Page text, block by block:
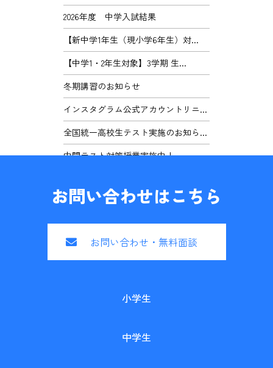
2026年度 中学入試結果
【新中学1年生（現小学6年生）対...
【中学1・2年生対象】3学期 生...
冬期講習のお知らせ
インスタグラム公式アカウントリニ...
全国統一高校生テスト実施のお知ら...
中間テスト対策授業実施中！
お問い合わせはこちら
お問い合わせ・無料面談
小学生
中学生